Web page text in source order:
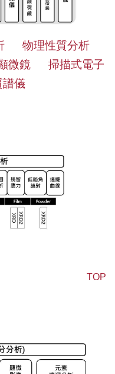
物理性質分析
微鏡 掃描式電子
譜儀
TOP